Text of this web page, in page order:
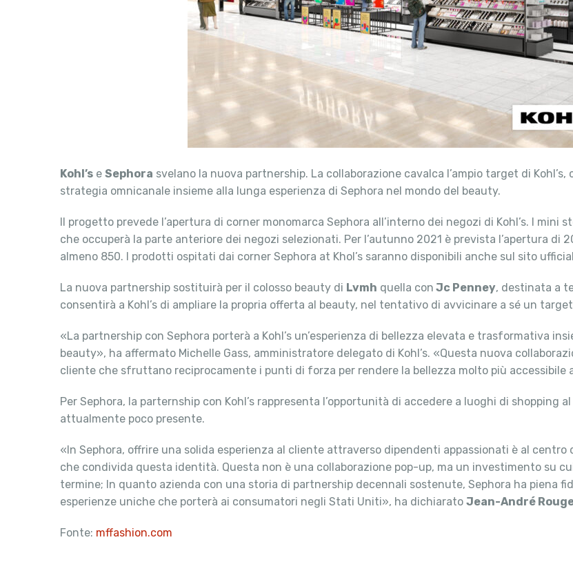
Kohl’s e Sephora svelano la nuova partnership. La collaborazione cavalca l’ampio target di
strategia omnicanale insieme alla lunga esperienza di Sephora nel mondo del beauty.
Il progetto prevede l’apertura di corner monomarca Sephora all’interno dei negozi di Kohl’s. I
che occuperà la parte anteriore dei negozi selezionati. Per l’autunno 2021 è prevista l’apertura di
almeno 850. I prodotti ospitati dai corner Sephora at Khol’s saranno disponibili anche sul sito
La nuova partnership sostituirà per il colosso beauty di Lvmh quella con Jc Penney, destinata a
consentirà a Kohl’s di ampliare la propria offerta al beauty, nel tentativo di avvicinare a sé un
«La partnership con Sephora porterà a Kohl’s un’esperienza di bellezza elevata e trasformativa
beauty», ha affermato Michelle Gass, amministratore delegato di Kohl’s. «Questa nuova
cliente che sfruttano reciprocamente i punti di forza per rendere la bellezza molto più
Per Sephora, la parternship con Kohl’s rappresenta l’opportunità di accedere a luoghi di
attualmente poco presente.
«In Sephora, offrire una solida esperienza al cliente attraverso dipendenti appassionati è al
che condivida questa identità. Questa non è una collaborazione pop-up, ma un investimento su
termine; In quanto azienda con una storia di partnership decennali sostenute, Sephora ha piena
esperienze uniche che porterà ai consumatori negli Stati Uniti», ha dichiarato Jean-André
Fonte: mffashion.com